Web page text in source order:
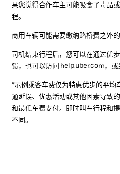
果您觉得合作车主可能吸食了毒品
程。
商用车辆可能需要缴纳路桥费之外
司机结束行程后，您可以在通过优
馈，也可以访问 help.uber.com，或
*示例乘客车费仅为特惠优步的平均
通延误、优惠活动或其他因素导致
和最低车费支付。即时叫车行程和
不同。